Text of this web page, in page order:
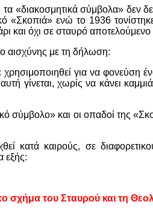
«διακοσμητικά σύμβολα» δεν
«Σκοπιά» ενώ το 1936
και όχι σε σταυρό
αισχύνης με τη δήλωση:
για να φονεύση
γίνεται, χωρίς να κάνει καμμιά
σύμβολο» και οι οπαδοί της
κατά καιρούς, σε
εξής:
σχήμα του Σταυρού και τη